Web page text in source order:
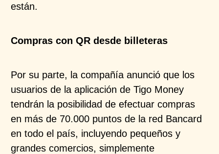
están.
Compras con QR desde billeteras
Por su parte, la compañía anunció que los
usuarios de la aplicación de Tigo Money
tendrán la posibilidad de efectuar compras
en más de 70.000 puntos de la red Bancard
en todo el país, incluyendo pequeños y
grandes comercios, simplemente